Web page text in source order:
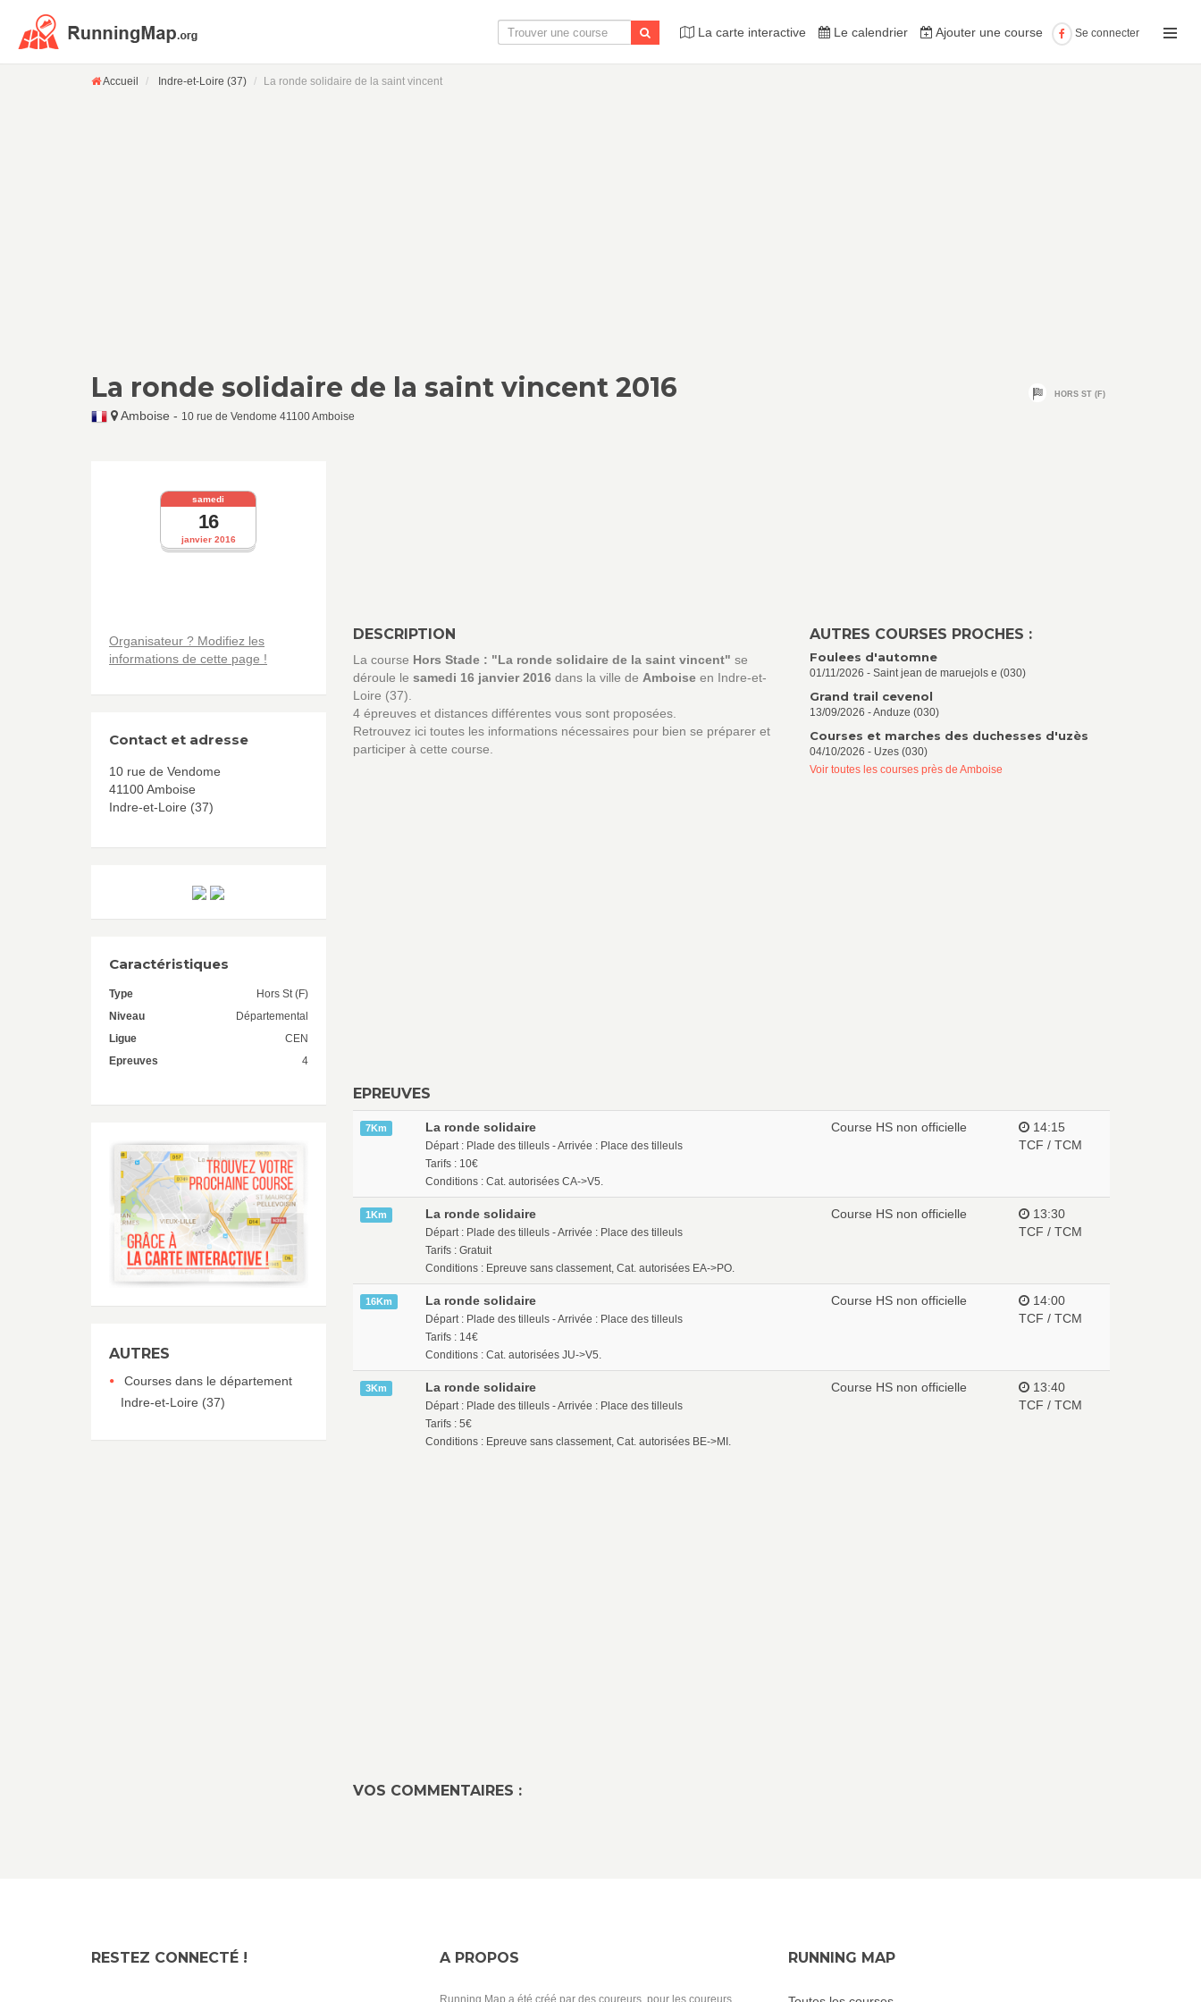
La carte interactive Le calendrier Ajouter une course Se connecter
Accueil Indre-et-Loire (37) La ronde solidaire de la saint vincent
La ronde solidaire de la saint vincent 2016
Amboise - 10 rue de Vendome 41100 Amboise
HORS ST (F)
janvier 2016
samedi
16
Organisateur ? Modifiez les
informations de cette page !
Contact et adresse
10 rue de Vendome
41100 Amboise
Indre-et-Loire (37)
Caractéristiques
Type
Hors St (F)
Niveau
Départemental
Ligue
CEN
Epreuves
4
AUTRES
Courses dans le département
Indre-et-Loire (37)
DESCRIPTION
La course Hors Stade : "La ronde solidaire de la saint vincent" se
déroule le samedi 16 janvier 2016dans la ville de Amboiseen Indre-et-
Loire (37).
4 épreuves et distances différentes vous sont proposées.
Retrouvez ici toutes les informations nécessaires pour bien se préparer et
participer à cette course.
AUTRES COURSES PROCHES :
Foulees d'automne
01/11/2026 - Saint jean de maruejols e (030)
Grand trail cevenol
13/09/2026 - Anduze (030)
Courses et marches des duchesses d'uzès
04/10/2026 - Uzes (030)
Voir toutes les courses près de Amboise
EPREUVES
7Km La ronde solidaire
Départ : Plade des tilleuls - Arrivée : Place des tilleuls
Tarifs : 10€
Conditions : Cat. autorisées CA->V5.
Course HS non officielle
14:15
TCF / TCM
1Km La ronde solidaire
Départ : Plade des tilleuls - Arrivée : Place des tilleuls
Tarifs : Gratuit
Conditions : Epreuve sans classement, Cat. autorisées EA->PO.
Course HS non officielle
13:30
TCF / TCM
16Km La ronde solidaire
Départ : Plade des tilleuls - Arrivée : Place des tilleuls
Tarifs : 14€
Conditions : Cat. autorisées JU->V5.
Course HS non officielle
14:00
TCF / TCM
3Km La ronde solidaire
Départ : Plade des tilleuls - Arrivée : Place des tilleuls
Tarifs : 5€
Conditions : Epreuve sans classement, Cat. autorisées BE->MI.
Course HS non officielle
13:40
TCF / TCM
VOS COMMENTAIRES :
RESTEZ CONNECTÉ ! A PROPOS
Running Map a été créé par des coureurs, pour les coureurs.
RUNNING MAP